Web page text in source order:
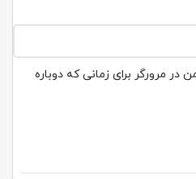
در مرورگر برای زمانی که دوباره